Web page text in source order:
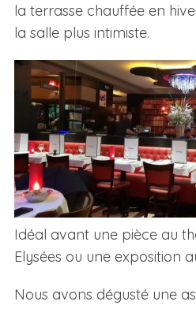
la terrasse chauffée en
la salle plus intimiste.
Idéal avant une pièce au
Elysées ou une exposition
Nous avons dégusté une